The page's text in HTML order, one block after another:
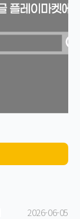
2026-06-05